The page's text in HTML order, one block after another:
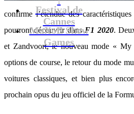
Festival de
Cannes
MaXoE Show
Games
confirme l’étendue des
pourront découvrir dansF1 2020.
et Zandvoort, le nouveau mode « My
options de course, le retour du mode
voitures classiques, et bien plus
prochain opus du jeu officiel de la